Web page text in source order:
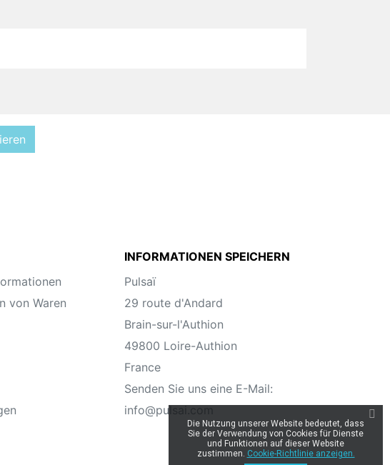
von Waren
INFORMATIONEN SPEICHERN
Pulsaï
29 route d'Andard
Brain-sur-l'Authion
49800 Loire-Authion
France
Senden Sie uns eine E-Mail:
info@pulsai.com
Die Nutzung unserer Website bedeutet, dass
Sie der Verwendung von Cookies für Dienste
und Funktionen auf dieser Website
zustimmen. Cookie-Richtlinie anzeigen.